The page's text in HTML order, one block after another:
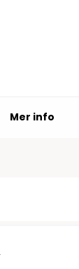
PC-serien
Mer info